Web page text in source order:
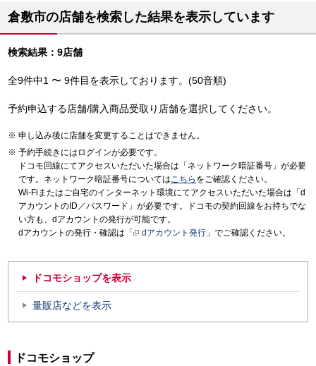
倉敷市の店舗を検索した結果を表示しています
検索結果：9店舗
全9件中1 〜 9件目を表示しております。(50音順)
予約申込する店舗/購入商品受取り店舗を選択してください。
申し込み後に店舗を変更することはできません。
予約手続きにはログインが必要です。
ドコモ回線にてアクセスいただいた場合は「ネットワーク暗証番号」が必要
です。ネットワーク暗証番号についてはこちら をご確認ください。
Wi-Fiまたはご自宅のインターネット環境にてアクセスいただいた場合は「d
アカウントのID／パスワード」が必要です。ドコモの契約回線をお持ちでな
い方も、dアカウントの発行が可能です。
dアカウントの発行・確認は「
dアカウント発行 」でご確認ください。
ドコモショップを表示
量販店などを表示
ドコモショップ